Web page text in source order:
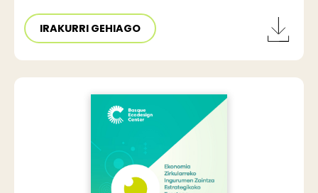
IRAKURRI GEHIAGO